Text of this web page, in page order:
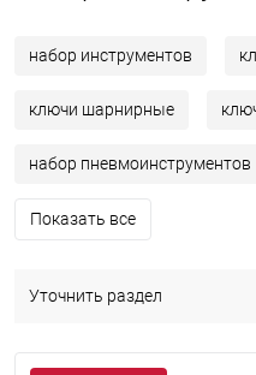
набор инструментов
ключи шарнирные
набор пневмоинструментов
Показать все
Уточнить раздел